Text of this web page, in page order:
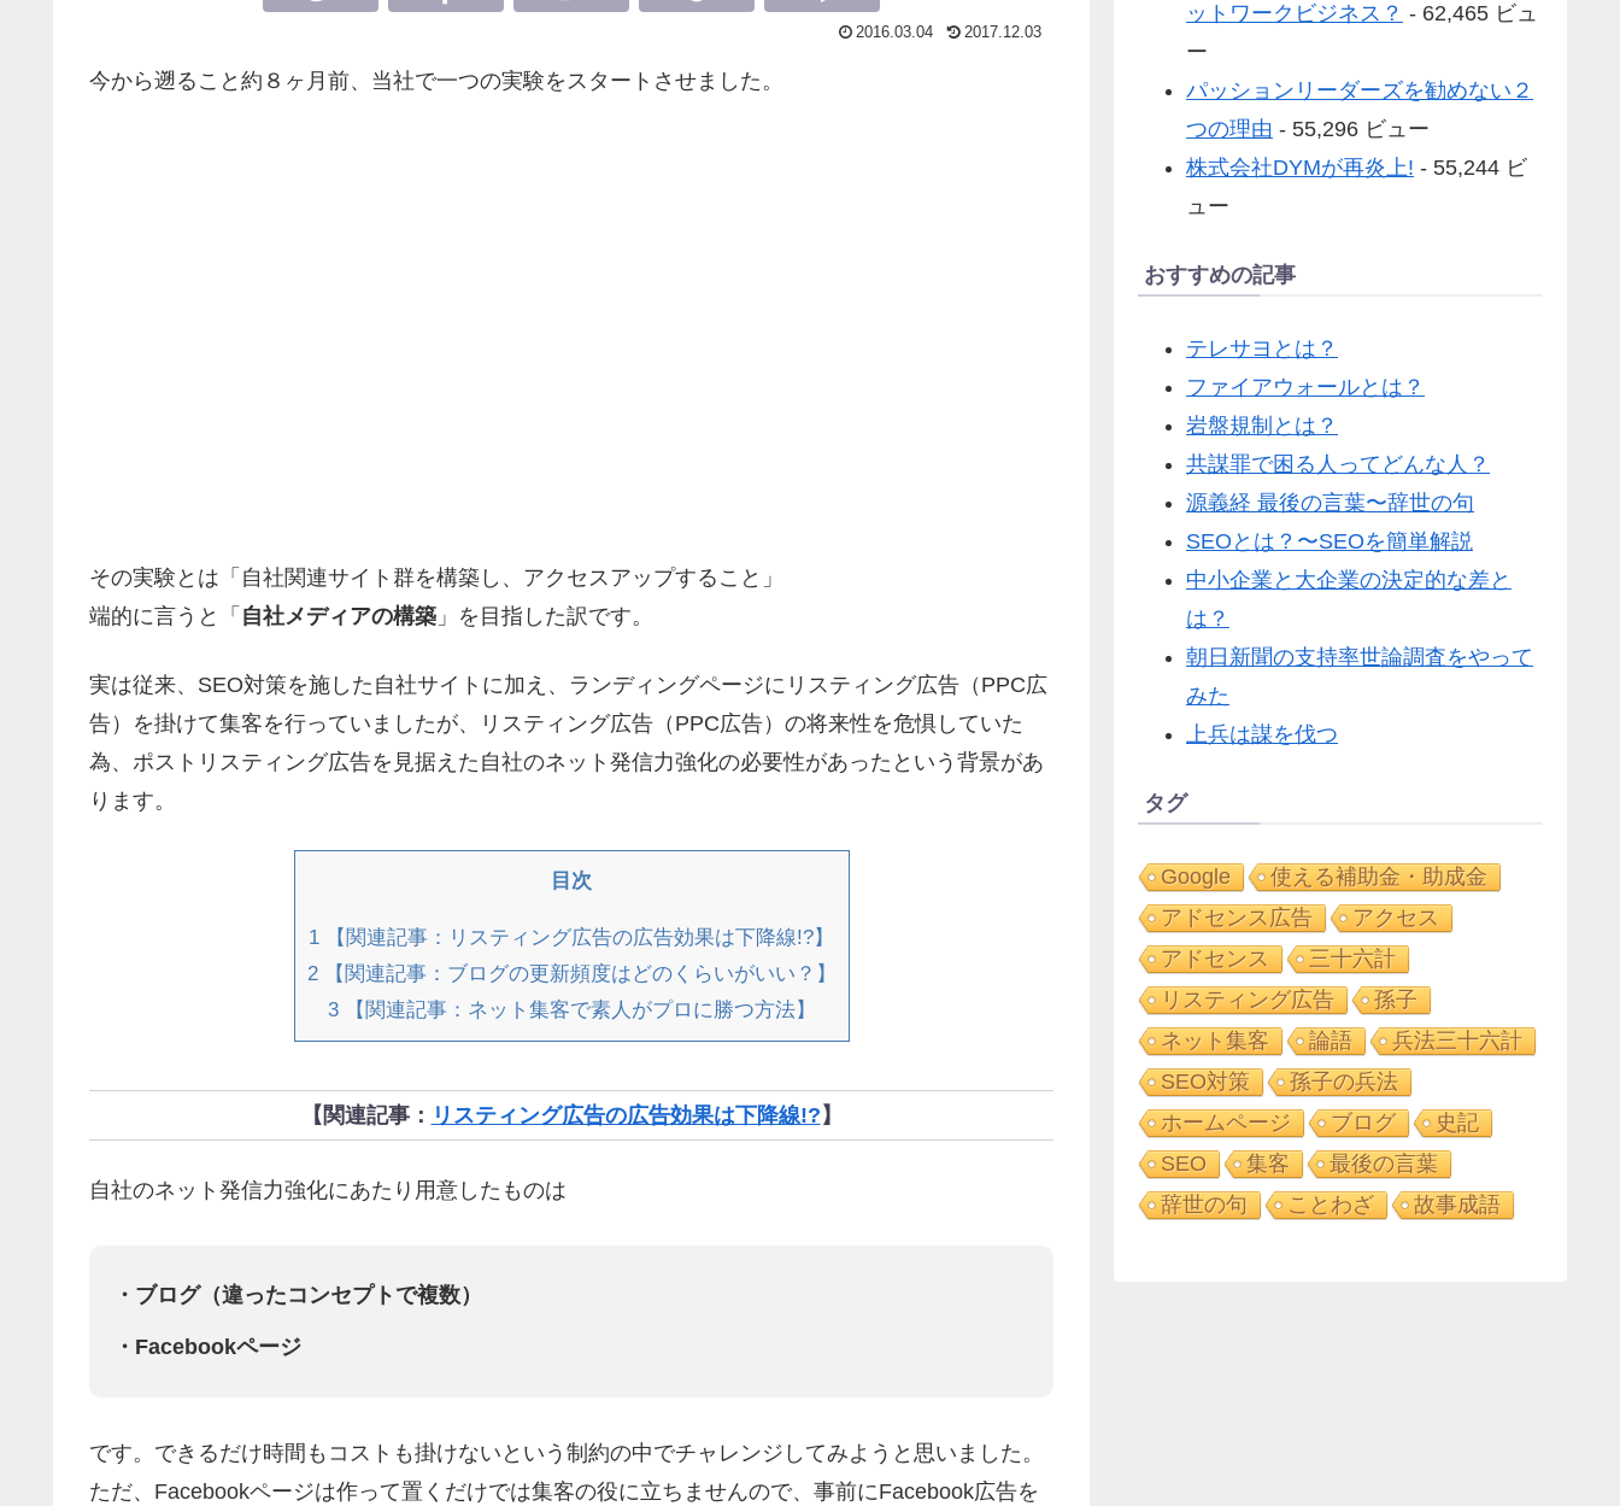
2016.03.04 2017.12.03
今から遡ること約８ヶ月前、当社で一つの実験をスタートさせました。
その実験とは「自社関連サイト群を構築し、アクセスアップすること」
端的に言うと「 自社メディアの構築 」を目指した訳です。
実は従来、SEO対策を施した自社サイトに加え、ランディングページにリスティング広告（PPC広
告）を掛けて集客を行っていましたが、リスティング広告（PPC広告）の将来性を危惧していた
為、ポストリスティング広告を見据えた自社のネット発信力強化の必要性があったという背景があ
ります。
目次
1 【関連記事：リスティング広告の広告効果は下降線!?】
2【関連記事：ブログの更新頻度はどのくらいがいい？】
3【関連記事：ネット集客で素人がプロに勝つ方法】
【関連記事： リスティング広告の広告効果は下降線!? 】
自社のネット発信力強化にあたり用意したものは
・ブログ（違ったコンセプトで複数）
・Facebookページ
です。できるだけ時間もコストも掛けないという制約の中でチャレンジしてみようと思いました。
ただ、Facebookページは作って置くだけでは集客の役に立ちませんので、事前にFacebook広告を
ットワークビジネス？ - 62,465 ビュ
ー
パッションリーダーズを勧めない２
つの理由 - 55,296 ビュー
株式会社DYMが再炎上! - 55,244 ビ
ュー
おすすめの記事
テレサヨとは？
ファイアウォールとは？
岩盤規制とは？
共謀罪で困る人ってどんな人？
源義経 最後の言葉〜辞世の句
SEOとは？〜SEOを簡単解説
中小企業と大企業の決定的な差と
は？
朝日新聞の支持率世論調査をやって
みた
上兵は謀を伐つ
タグ
Google
使える補助金・助成金
アドセンス広告
アクセス
アドセンス
三十六計
リスティング広告
孫子
ネット集客
論語
兵法三十六計
SEO対策
孫子の兵法
ホームページ
ブログ
史記
SEO
集客
最後の言葉
辞世の句
ことわざ 故事成語